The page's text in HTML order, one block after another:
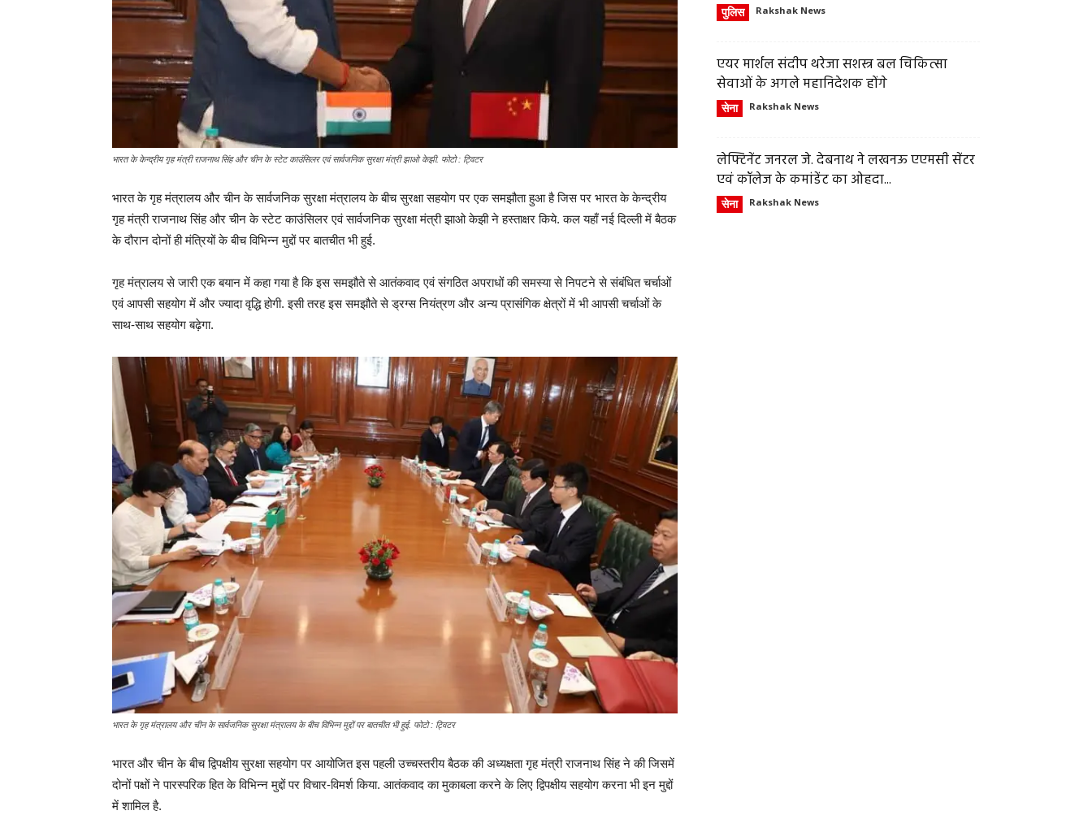
भारत के केन्द्रीय गृह मंत्री राजनाथ सिंह और चीन के स्टेट काउंसिलर एवं सार्वजनिक सुरक्षा मंत्री झाओ केझी. फोटो : ट्विटर
भारत के गृह मंत्रालय और चीन के सार्वजनिक सुरक्षा मंत्रालय के बीच सुरक्षा सहयोग पर एक समझौता हुआ है जिस पर भारत के केन्द्रीय
गृह मंत्री राजनाथ सिंह और चीन के स्टेट काउंसिलर एवं सार्वजनिक सुरक्षा मंत्री झाओ केझी ने हस्ताक्षर किये. कल यहाँ नई दिल्ली में बैठक
के दौरान दोनों ही मंत्रियों के बीच विभिन्न मुद्दों पर बातचीत भी हुई.
गृह मंत्रालय से जारी एक बयान में कहा गया है कि इस समझौते से आतंकवाद एवं संगठित अपराधों की समस्या से निपटने से संबंधित चर्चाओं
एवं आपसी सहयोग में और ज्यादा वृद्धि होगी. इसी तरह इस समझौते से ड्रग्स नियंत्रण और अन्य प्रासंगिक क्षेत्रों में भी आपसी चर्चाओं के
साथ-साथ सहयोग बढ़ेगा.
भारत के गृह मंत्रालय और चीन के सार्वजनिक सुरक्षा मंत्रालय के बीच विभिन्न मुद्दों पर बातचीत भी हुई. फोटो : ट्विटर
भारत और चीन के बीच द्विपक्षीय सुरक्षा सहयोग पर आयोजित इस पहली उच्चस्तरीय बैठक की अध्यक्षता गृह मंत्री राजनाथ सिंह ने की जिसमें
दोनों पक्षों ने पारस्परिक हित के विभिन्न मुद्दों पर विचार-विमर्श किया. आतंकवाद का मुकाबला करने के लिए द्विपक्षीय सहयोग करना भी इन मुद्दों
में शामिल है.
पुलिस Rakshak News
एयर मार्शल संदीप थरेजा सशस्त्र बल चिकित्सा
सेवाओं के अगले महानिदेशक होंगे
सेना Rakshak News
लेफ्टिनेंट जनरल जे. देबनाथ ने लखनऊ एएमसी सेंटर
एवं कॉलेज के कमांडेंट का ओहदा...
सेना Rakshak News